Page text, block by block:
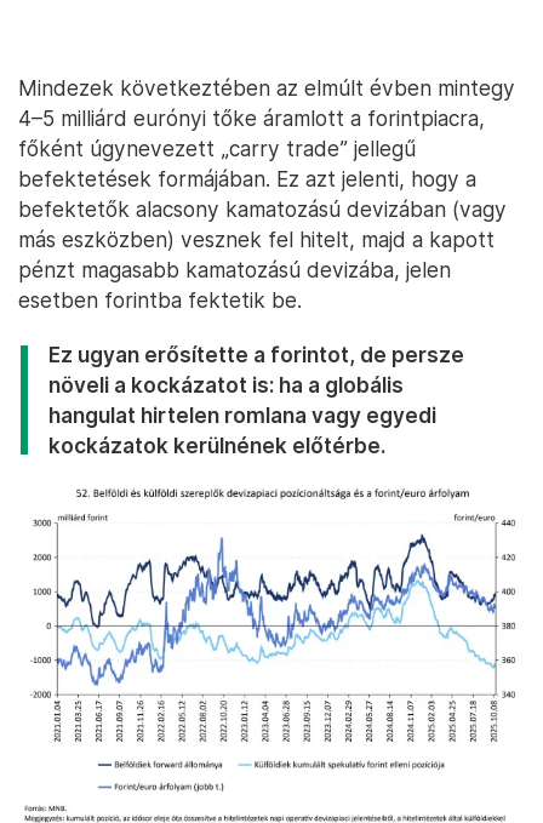
Mindezek következtében az elmúlt évben mintegy
4–5 milliárd eurónyi tőke áramlott a forintpiacra,
főként úgynevezett „carry trade” jellegű
befektetések formájában. Ez azt jelenti, hogy a
befektetők alacsony kamatozású devizában (vagy
más eszközben) vesznek fel hitelt, majd a kapott
pénzt magasabb kamatozású devizába, jelen
esetben forintba fektetik be.
Ez ugyan erősítette a forintot, de persze
növeli a kockázatot is: ha a globális
hangulat hirtelen romlana vagy egyedi
kockázatok kerülnének előtérbe.